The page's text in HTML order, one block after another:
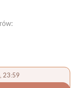
23:59